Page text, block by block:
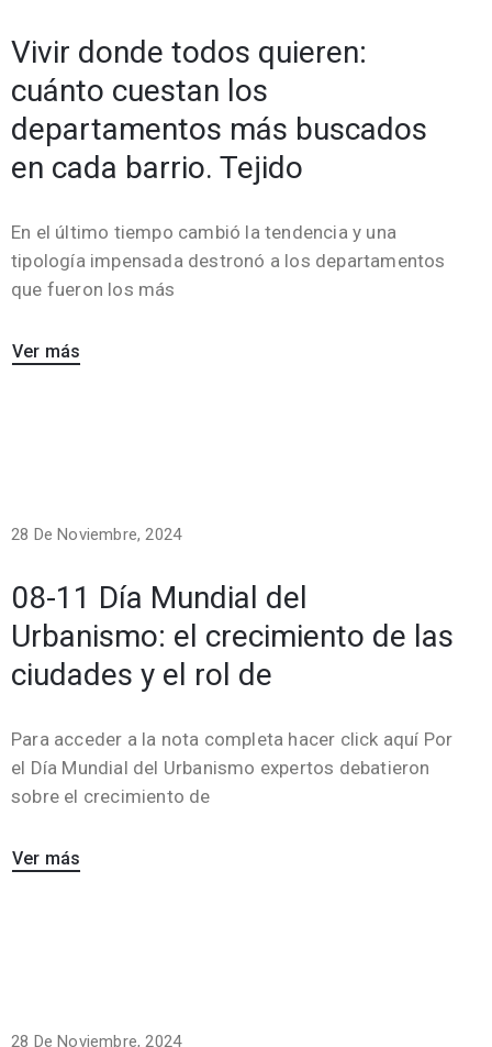
Vivir donde todos quieren:
cuánto cuestan los
departamentos más buscados
en cada barrio. Tejido
En el último tiempo cambió la tendencia y una
tipología impensada destronó a los departamentos
que fueron los más
Ver más
28 De Noviembre, 2024
08-11 Día Mundial del
Urbanismo: el crecimiento de las
ciudades y el rol de
Para acceder a la nota completa hacer click aquí Por
el Día Mundial del Urbanismo expertos debatieron
sobre el crecimiento de
Ver más
28 De Noviembre, 2024